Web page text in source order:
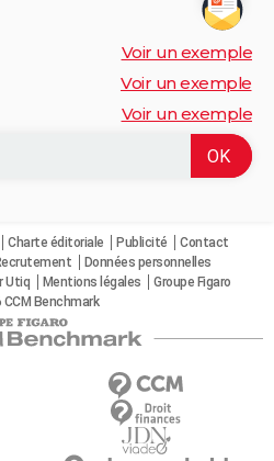
Voir un exemple
Voir un exemple
Voir un exemple
Charte éditoriale Publicité
Contact
Données personnelles
Utiq Mentions légales
Groupe Figaro
Benchmark